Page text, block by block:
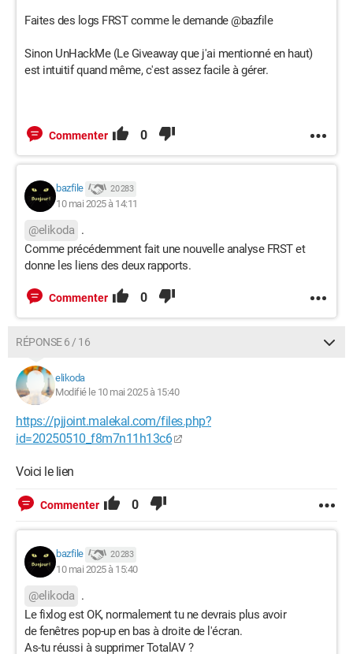
Faites des logs FRST comme le demande @bazfile
Sinon UnHackMe (Le Giveaway que j'ai mentionné en haut)
est intuitif quand même, c'est assez facile à gérer.
Commenter 0
bazfile 20 283
10 mai 2025 à 14:11
@elikoda .
Comme précédemment fait une nouvelle analyse FRST et
donne les liens des deux rapports.
Commenter 0
RÉPONSE 6 / 16
elikoda
Modifié le 10 mai 2025 à 15:40
https://pjjoint.malekal.com/files.php?
id=20250510_f8m7n11h13c6
Voici le lien
Commenter 0
bazfile 20 283
10 mai 2025 à 15:40
@elikoda .
Le fixlog est OK, normalement tu ne devrais plus avoir
de fenêtres pop-up en bas à droite de l'écran.
As-tu réussi à supprimer TotalAV ?